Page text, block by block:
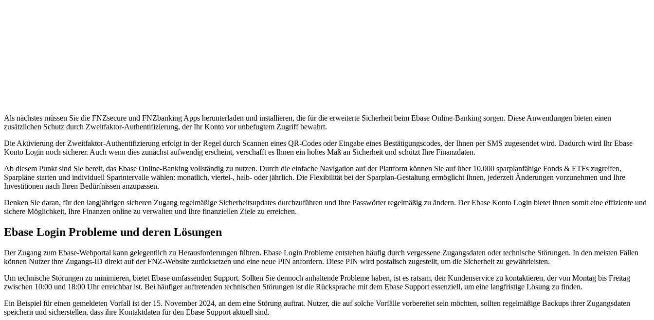
Als nächstes müssen Sie die FNZsecure und FNZbanking Apps herunterladen und installieren, die für die erweiterte Sicherheit beim Ebase Online-Banking sorgen. Diese Anwendungen bieten einen
zusätzlichen Schutz durch Zweitfaktor-Authentifizierung, der Ihr Konto vor unbefugtem Zugriff bewahrt.
Die Aktivierung der Zweitfaktor-Authentifizierung erfolgt in der Regel durch Scannen eines QR-Codes oder Eingabe eines Bestätigungscodes, der Ihnen per SMS zugesendet wird. Dadurch wird Ihr Ebase
Konto Login noch sicherer. Auch wenn dies zunächst aufwendig erscheint, verschafft es Ihnen ein hohes Maß an Sicherheit und schützt Ihre Finanzdaten.
Ab diesem Punkt sind Sie bereit, das Ebase Online-Banking vollständig zu nutzen. Durch die einfache Navigation auf der Plattform können Sie auf über 10.000 sparplanfähige Fonds & ETFs zugreifen,
Sparpläne starten und individuell Sparintervalle wählen: monatlich, viertel-, halb- oder jährlich. Die Flexibilität bei der Sparplan-Gestaltung ermöglicht Ihnen, jederzeit Änderungen vorzunehmen und Ihre
Investitionen nach Ihren Bedürfnissen anzupassen.
Denken Sie daran, für den langjährigen sicheren Zugang regelmäßige Sicherheitsupdates durchzuführen und Ihre Passwörter regelmäßig zu ändern. Der Ebase Konto Login bietet Ihnen somit eine effiziente und
sichere Möglichkeit, Ihre Finanzen online zu verwalten und Ihre finanziellen Ziele zu erreichen.
Ebase Login Probleme und deren Lösungen
Der Zugang zum Ebase-Webportal kann gelegentlich zu Herausforderungen führen. Ebase Login Probleme entstehen häufig durch vergessene Zugangsdaten oder technische Störungen. In den meisten Fällen
können Nutzer ihre Zugangs-ID direkt auf der FNZ-Website zurücksetzen und eine neue PIN anfordern. Diese PIN wird postalisch zugestellt, um die Sicherheit zu gewährleisten.
Um technische Störungen zu minimieren, bietet Ebase umfassenden Support. Sollten Sie dennoch anhaltende Probleme haben, ist es ratsam, den Kundenservice zu kontaktieren, der von Montag bis Freitag
zwischen 10:00 und 18:00 Uhr erreichbar ist. Bei häufiger auftretenden technischen Störungen ist die Rücksprache mit dem Ebase Support essenziell, um eine langfristige Lösung zu finden.
Ein Beispiel für einen gemeldeten Vorfall ist der 15. November 2024, an dem eine Störung auftrat. Nutzer, die auf solche Vorfälle vorbereitet sein möchten, sollten regelmäßige Backups ihrer Zugangsdaten
speichern und sicherstellen, dass ihre Kontaktdaten für den Ebase Support aktuell sind.